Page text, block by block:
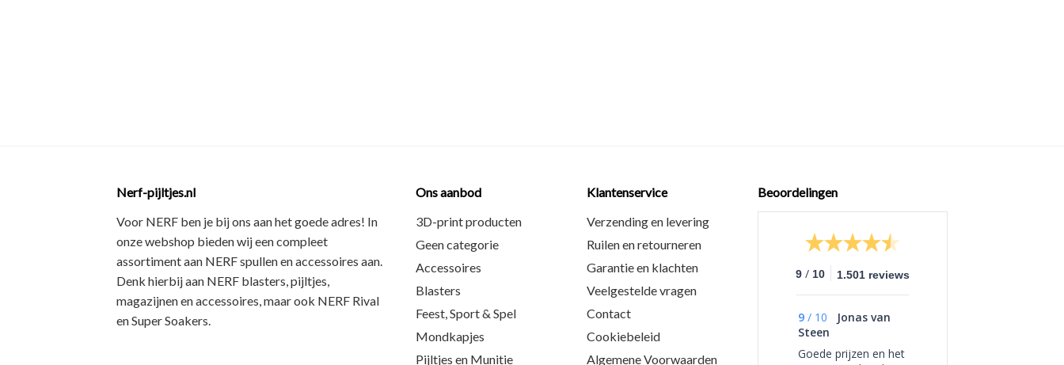
Nerf-pijltjes.nl
Voor NERF ben je bij ons aan het goede adres! In
onze webshop bieden wij eencompleet
assortimentaan NERF spullen en accessoires aan.
Denk hierbij aan NERF blasters, pijltjes,
magazijnen en accessoires, maar ook NERF Rival
en Super Soakers.
Ons aanbod
3D-print producten
Geen categorie
Accessoires
Blasters
Feest, Sport & Spel
Mondkapjes
Pijltjes en Munitie
Klantenservice
Verzending en levering
Ruilen en retourneren
Garantie en klachten
Veelgestelde vragen
Contact
Cookiebeleid
Algemene Voorwaarden
Beoordelingen
9 / 10 1.501 reviews
9 / 10
Jonas van
Steen
Goede prijzen en het